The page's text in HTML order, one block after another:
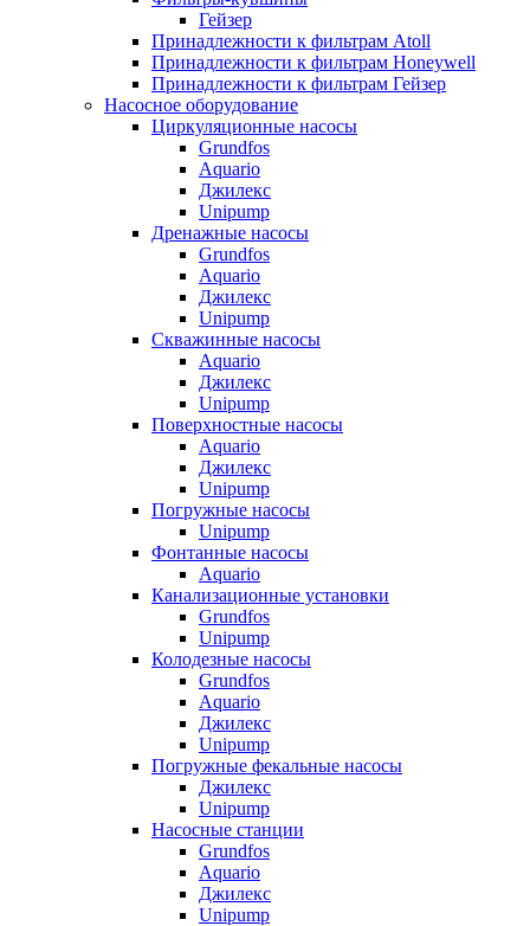
Гейзер
Принадлежности к фильтрам Atoll
Принадлежности к фильтрам Honeywell
Принадлежности к фильтрам Гейзер
Насосное оборудование
Циркуляционные насосы
Grundfos
Aquario
Джилекс
Unipump
Дренажные насосы
Grundfos
Aquario
Джилекс
Unipump
Скважинные насосы
Aquario
Джилекс
Unipump
Поверхностные насосы
Aquario
Джилекс
Unipump
Погружные насосы
Unipump
Фонтанные насосы
Aquario
Канализационные установки
Grundfos
Unipump
Колодезные насосы
Grundfos
Aquario
Джилекс
Unipump
Погружные фекальные насосы
Джилекс
Unipump
Насосные станции
Grundfos
Aquario
Джилекс
Unipump